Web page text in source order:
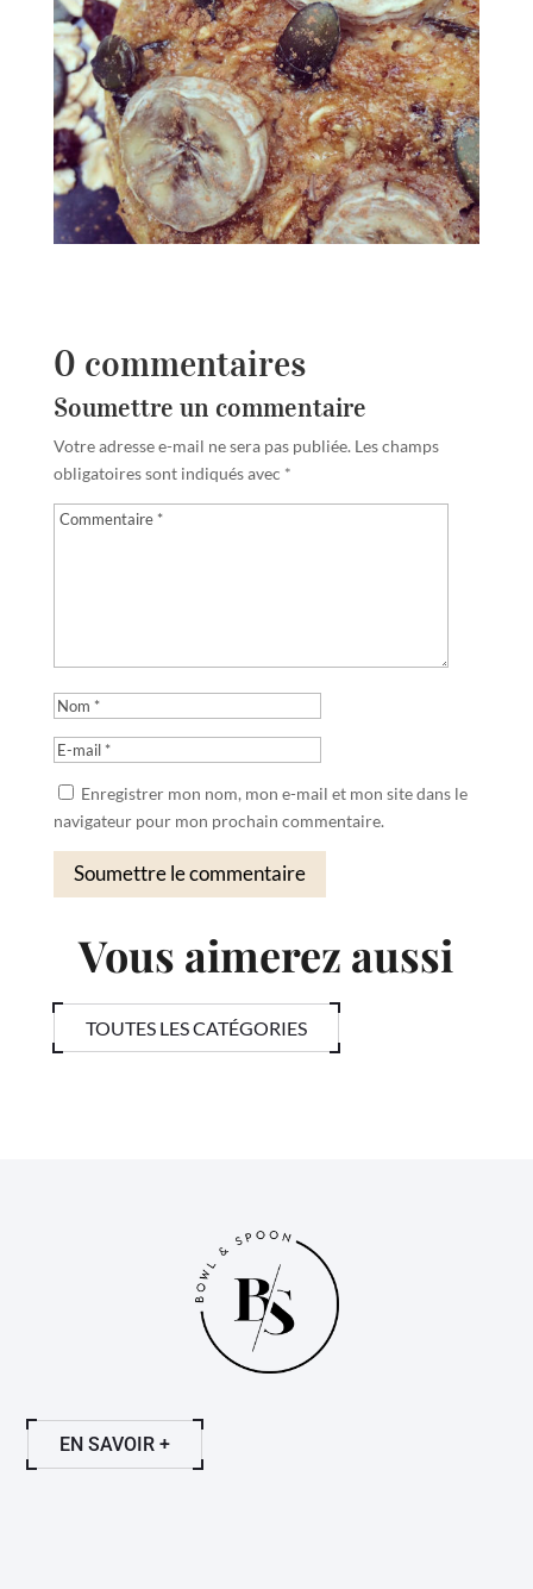
0 commentaires
Soumettre un commentaire
Votre adresse e-mail ne sera pas publiée. Les champs
obligatoires sont indiqués avec *
Enregistrer mon nom, mon e-mail et mon site dans le
navigateur pour mon prochain commentaire.
Soumettre le commentaire
Vous aimerez aussi
TOUTES LES CATÉGORIES
EN SAVOIR +